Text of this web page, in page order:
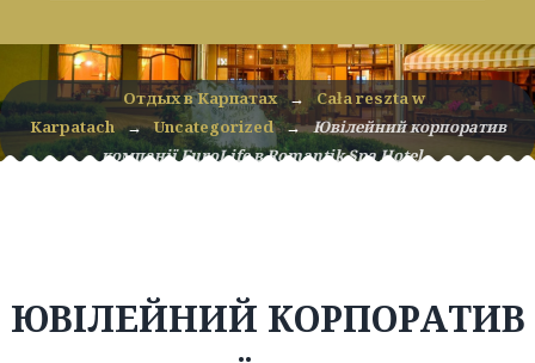
Отдых в Карпатах →
Cała reszta w
Karpatach → Uncategorized → Ювілейний корпоратив
компанії EuroLife в Romantik Spa Hotel
ЮВІЛЕЙНИЙ КОРПОРАТИВ